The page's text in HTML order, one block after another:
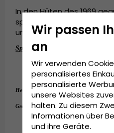
In den Hüten des 1969
spiegelt sich die Seele
unzähmbar, stark und
Spezifikationen:
Schirmlänge: 9 cm.
Einstellbare Größe.
Hergestellt aus: 65 %
Grösseninformationen: 1-size-fits-
Wir passen
an
Wir verwenden
personalisiertes
personalisierte
unsere Websites
halten. Zu diesem
Informationen über
und ihre Geräte.